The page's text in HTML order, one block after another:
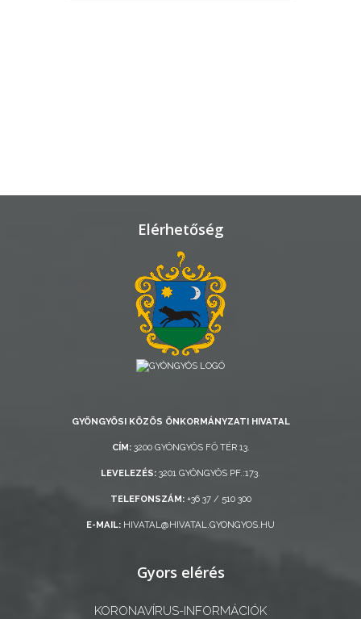
ÖNKORMÁNYZATI
NYOMTATVÁNYOK
ANYAGOK
GYÖNGYÖS
Elérhetőség
GYÖNGYÖSI KÖZÖS ÖNKORMÁNYZATI HIVATAL
CÍM:3200 GYÖNGYÖS FŐ TÉR 13.
LEVELEZÉS: 3201 GYÖNGYÖS PF.:173.
TELEFONSZÁM:+36 37 / 510 300
E-MAIL: HIVATAL@HIVATAL.GYONGYOS.HU
Gyors elérés
KORONAVÍRUS-INFORMÁCIÓK